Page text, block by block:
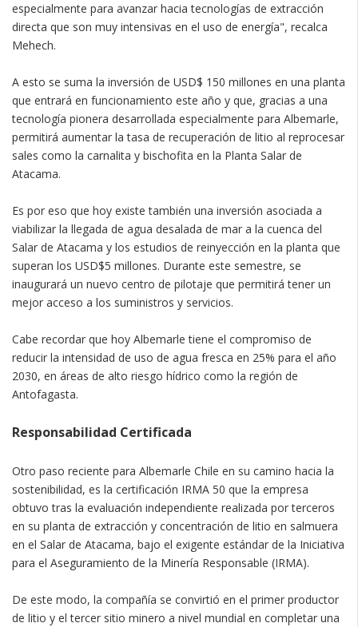
especialmente para avanzar hacia tecnologías de extracción
directa que son muy intensivas en el uso de energía", recalca
Mehech.
A esto se suma la inversión de USD$ 150 millones en una planta
que entrará en funcionamiento este año y que, gracias a una
tecnología pionera desarrollada especialmente para Albemarle,
permitirá aumentar la tasa de recuperación de litio al reprocesar
sales como la carnalita y bischofita en la Planta Salar de
Atacama.
Es por eso que hoy existe también una inversión asociada a
viabilizar la llegada de agua desalada de mar a la cuenca del
Salar de Atacama y los estudios de reinyección en la planta que
superan los USD$5 millones. Durante este semestre, se
inaugurará un nuevo centro de pilotaje que permitirá tener un
mejor acceso a los suministros y servicios.
Cabe recordar que hoy Albemarle tiene el compromiso de
reducir la intensidad de uso de agua fresca en 25% para el año
2030, en áreas de alto riesgo hídrico como la región de
Antofagasta.
Responsabilidad Certificada
Otro paso reciente para Albemarle Chile en su camino hacia la
sostenibilidad, es la certificación IRMA 50 que la empresa
obtuvo tras la evaluación independiente realizada por terceros
en su planta de extracción y concentración de litio en salmuera
en el Salar de Atacama, bajo el exigente estándar de la Iniciativa
para el Aseguramiento de la Minería Responsable (IRMA).
De este modo, la compañía se convirtió en el primer productor
de litio y el tercer sitio minero a nivel mundial en completar una